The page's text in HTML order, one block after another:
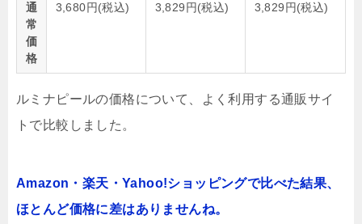
通
常
価
格
3,680円(税込) 3,829円(税込) 3,829円(税込)
ルミナピールの価格について、よく利用する通販サイ
トで比較しました。
Amazon・楽天・Yahoo!ショッピングで比べた結果、
ほとんど価格に差はありませんね。